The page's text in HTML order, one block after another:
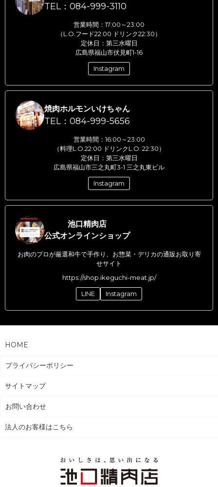
TEL：084-999-3110
営業時間：17:00～23:00
（L.O.フード22:00 ドリンク22:30）
定休日：第三水曜日
広島県福山市伏見町1-16
Instagram
焼肉ホルモンいけちゃん
TEL：084-999-5656
営業時間：16:00～23:00
（料理L.O.22:00 ドリンクL.O. 22:30）
定休日：第三水曜日
広島県福山市三之丸町3-1 三之丸東ビル
Instagram
池口精肉店
公式オンラインショップ
お肉のプロが厳選和牛で手作り、お惣菜・デリカの通販お取り寄
せサイト
https://shop.ikeguchi-meat.jp/
LINE Instagram
HOME
プライバシーポリシー
サイトマップ
お問い合わせ
法人のお客様はこちら